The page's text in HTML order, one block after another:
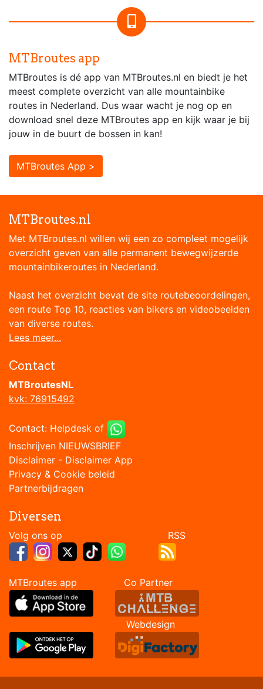
MTBroutes app
MTBroutes is dé app van MTBroutes.nl en biedt je het
meest complete overzicht van alle mountainbike
routes in Nederland. Dus waar wacht je nog op en
download snel deze MTBroutes app en kijk waar je bij
jouw in de buurt de bossen in kan!
MTBroutes App >
MTBroutes.nl
Met MTBroutes.nl willen wij een zo compleet mogelijk
overzicht geven van alle permanent bewegwijzerde
mountainbikeroutes in Nederland.
Naast het overzicht bevat de site routebeoordelingen,
een route Top 10, reacties van bikers en videobeelden
van diverse routes.
Lees meer...
Contact
MTBroutesNL
kvk: 76915492
Contact: Helpdesk of
Inschrijven NIEUWSBRIEF
Disclaimer - Disclaimer App
Privacy & Cookie beleid
Partnerbijdragen
Diversen
Volg ons op RSS
MTBroutes app Co Partner
Webdesign